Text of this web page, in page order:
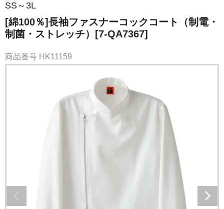
SS～3L
[綿100％]長袖ファスナーコックコート（制電・
制菌・ストレッチ）[7-QA7367]
商品番号 HK11159